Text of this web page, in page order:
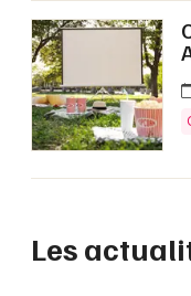
Les